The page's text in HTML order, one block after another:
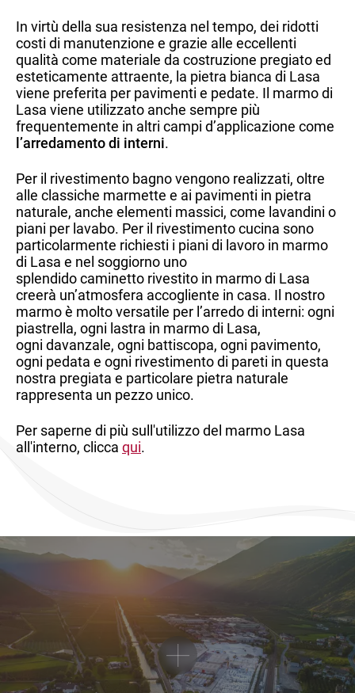
In virtù della sua resistenza nel tempo, dei ridotti
costi di manutenzione e grazie alle eccellenti
qualità come materiale da costruzione pregiato ed
esteticamente attraente, la pietra bianca di Lasa
viene preferita per pavimenti e pedate. Il marmo di
Lasa viene utilizzato anche sempre più
frequentemente in altri campi d’applicazione come
l’arredamento di interni.
Per il rivestimento bagno vengono realizzati, oltre
alle classiche marmette e ai pavimenti in pietra
naturale, anche elementi massici, come lavandini o
piani per lavabo. Per il rivestimento cucina sono
particolarmente richiesti i piani di lavoro in marmo
di Lasa e nel soggiorno uno
splendido caminetto rivestito in marmo di Lasa
creerà un’atmosfera accogliente in casa. Il nostro
marmo è molto versatile per l’arredo di interni: ogni
piastrella, ogni lastra in marmo di Lasa,
ogni davanzale, ogni battiscopa, ogni pavimento,
ogni pedata e ogni rivestimento di pareti in questa
nostra pregiata e particolare pietra naturale
rappresenta un pezzo unico.
Per saperne di più sull'utilizzo del marmo Lasa
all'interno, clicca qui.